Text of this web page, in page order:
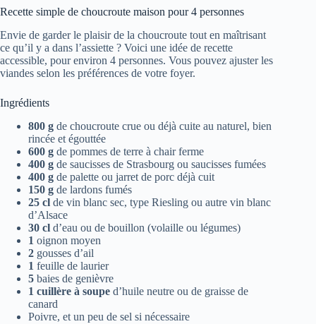
Recette simple de choucroute maison pour 4 personnes
Envie de garder le plaisir de la choucroute tout en maîtrisant
ce qu’il y a dans l’assiette ? Voici une idée de recette
accessible, pour environ 4 personnes. Vous pouvez ajuster les
viandes selon les préférences de votre foyer.
Ingrédients
800 g de choucroute crue ou déjà cuite au naturel, bien
rincée et égouttée
600 g de pommes de terre à chair ferme
400 g de saucisses de Strasbourg ou saucisses fumées
400 g de palette ou jarret de porc déjà cuit
150 g de lardons fumés
25 cl de vin blanc sec, type Riesling ou autre vin blanc
d’Alsace
30 cl d’eau ou de bouillon (volaille ou légumes)
1 oignon moyen
2 gousses d’ail
1 feuille de laurier
5 baies de genièvre
1 cuillère à soupe d’huile neutre ou de graisse de
canard
Poivre, et un peu de sel si nécessaire